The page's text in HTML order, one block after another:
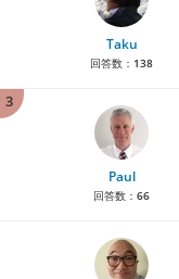
Taku
回答数： 138
3
Paul
回答数： 66